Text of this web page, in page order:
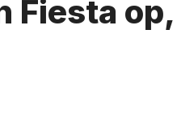
Fiesta op,